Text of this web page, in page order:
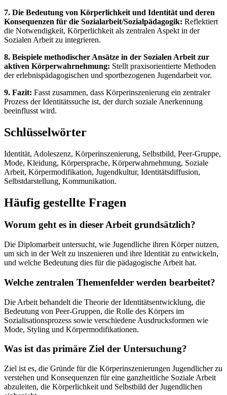
7. Die Bedeutung von Körperlichkeit und Identität und deren
Konsequenzen für die Sozialarbeit/Sozialpädagogik: Reflektiert
die Notwendigkeit, Körperlichkeit als zentralen Aspekt in der
Sozialen Arbeit zu integrieren.
8. Beispiele methodischer Ansätze in der Sozialen Arbeit zur
aktiven Körperwahrnehmung: Stellt praxisorientierte Methoden
der erlebnispädagogischen und sportbezogenen Jugendarbeit vor.
9. Fazit: Fasst zusammen, dass Körperinszenierung ein zentraler
Prozess der Identitätssuche ist, der durch soziale Anerkennung
beeinflusst wird.
Schlüsselwörter
Identität, Adoleszenz, Körperinszenierung, Selbstbild, Peer-Gruppe,
Mode, Kleidung, Körpersprache, Körperwahrnehmung, Soziale
Arbeit, Körpermodifikation, Jugendkultur, Identitätsdiffusion,
Selbstdarstellung, Kommunikation.
Häufig gestellte Fragen
Worum geht es in dieser Arbeit grundsätzlich?
Die Diplomarbeit untersucht, wie Jugendliche ihren Körper nutzen,
um sich in der Welt zu inszenieren und ihre Identität zu entwickeln,
und welche Bedeutung dies für die pädagogische Arbeit hat.
Welche zentralen Themenfelder werden bearbeitet?
Die Arbeit behandelt die Theorie der Identitätsentwicklung, die
Bedeutung von Peer-Gruppen, die Rolle des Körpers im
Sozialisationsprozess sowie verschiedene Ausdrucksformen wie
Mode, Styling und Körpermodifikationen.
Was ist das primäre Ziel der Untersuchung?
Ziel ist es, die Gründe für die Körperinszenierungen Jugendlicher zu
verstehen und Konsequenzen für eine ganzheitliche Soziale Arbeit
abzuleiten, die Körperlichkeit und Selbstbild der Jugendlichen